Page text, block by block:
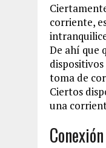
corriente,
De ahí que
toma de
Ciertos
una